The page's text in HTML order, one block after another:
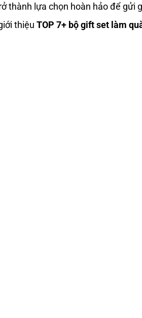
thành lựa chọn hoàn hảo để gửi
thiệu TOP 7+ bộ gift set làm